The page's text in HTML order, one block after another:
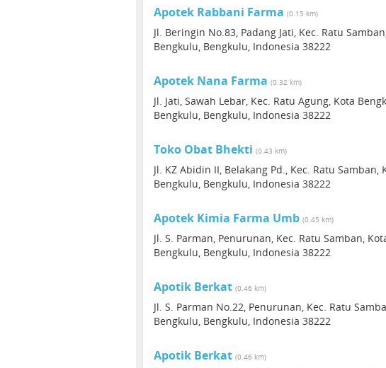
Apotek Rabbani Farma (0.15 km)
Jl. Beringin No.83, Padang Jati, Kec. Ratu
Bengkulu, Bengkulu, Indonesia 38222
Apotek Nana Farma (0.32 km)
Jl. Jati, Sawah Lebar, Kec. Ratu Agung, Kota
Bengkulu, Bengkulu, Indonesia 38222
Toko Obat Bhekti (0.43 km)
Jl. KZ Abidin II, Belakang Pd., Kec. Ratu
Bengkulu, Bengkulu, Indonesia 38222
Apotek Kimia Farma Umb (0.45 km)
Jl. S. Parman, Penurunan, Kec. Ratu Samban,
Bengkulu, Bengkulu, Indonesia 38222
Apotik Berkat (0.46 km)
Jl. S. Parman No.22, Penurunan, Kec. Ratu
Bengkulu, Bengkulu, Indonesia 38222
Apotik Berkat (0.46 km)